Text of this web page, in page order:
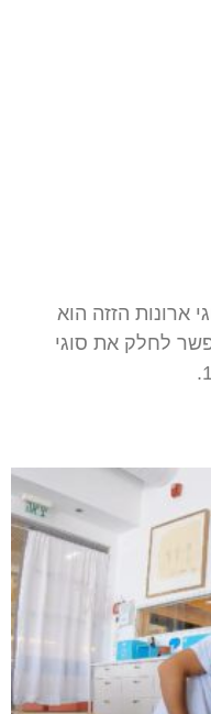
ארונות הזזה הוא
לחלק את סוגי